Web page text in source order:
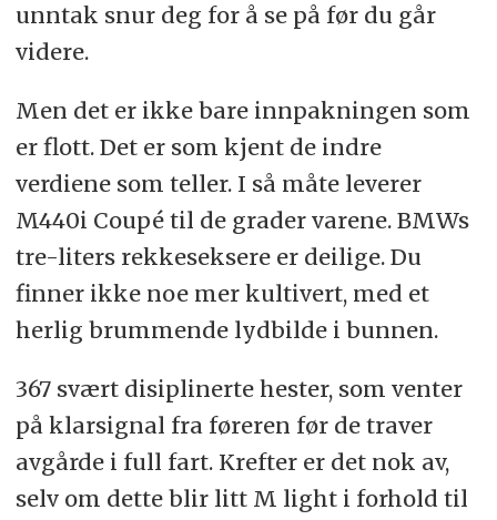
unntak snur deg for å se på før du går
videre.
Men det er ikke bare innpakningen som
er flott. Det er som kjent de indre
verdiene som teller. I så måte leverer
M440i Coupé til de grader varene. BMWs
tre-liters rekkeseksere er deilige. Du
finner ikke noe mer kultivert, med et
herlig brummende lydbilde i bunnen.
367 svært disiplinerte hester, som venter
på klarsignal fra føreren før de traver
avgårde i full fart. Krefter er det nok av,
selv om dette blir litt M light i forhold til